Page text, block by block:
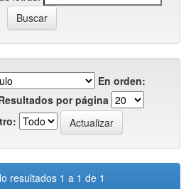
En orden:
por página
resultados 1 a 1 de 1